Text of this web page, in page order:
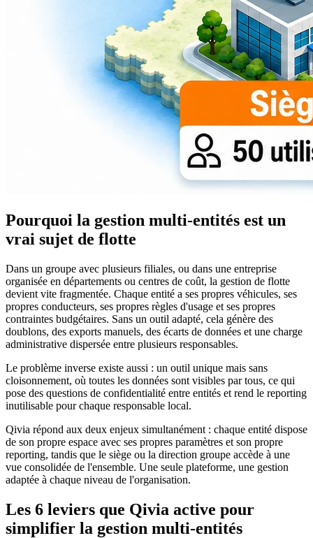
Pourquoi la gestion multi-entités est un
vrai sujet de flotte
Dans un groupe avec plusieurs filiales, ou dans une entreprise
organisée en départements ou centres de coût, la gestion de flotte
devient vite fragmentée. Chaque entité a ses propres véhicules, ses
propres conducteurs, ses propres règles d'usage et ses propres
contraintes budgétaires. Sans un outil adapté, cela génère des
doublons, des exports manuels, des écarts de données et une charge
administrative dispersée entre plusieurs responsables.
Le problème inverse existe aussi : un outil unique mais sans
cloisonnement, où toutes les données sont visibles par tous, ce qui
pose des questions de confidentialité entre entités et rend le reporting
inutilisable pour chaque responsable local.
Qivia répond aux deux enjeux simultanément : chaque entité dispose
de son propre espace avec ses propres paramètres et son propre
reporting, tandis que le siège ou la direction groupe accède à une
vue consolidée de l'ensemble. Une seule plateforme, une gestion
adaptée à chaque niveau de l'organisation.
Les 6 leviers que Qivia active pour
simplifier la gestion multi-entités